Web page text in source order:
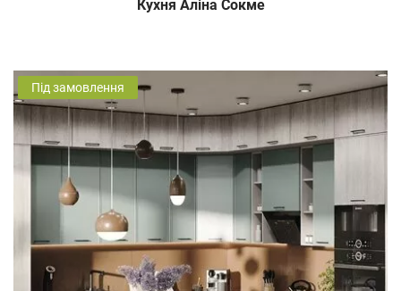
Кухня Аліна Сокме
Під замовлення